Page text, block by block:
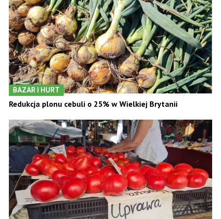
BAZAR I HURT
Redukcja plonu cebuli o 25% w Wielkiej Brytanii